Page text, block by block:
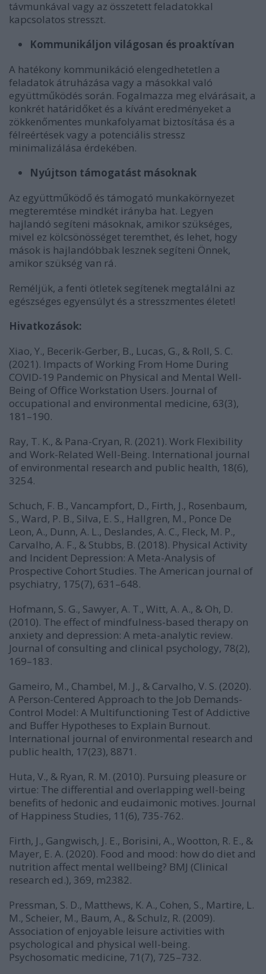
távmunkával vagy az összetett feladatokkal
kapcsolatos stresszt.
Kommunikáljon világosan és proaktívan
A hatékony kommunikáció elengedhetetlen a
feladatok átruházása vagy a másokkal való
együttműködés során. Fogalmazza meg elvárásait, a
konkrét határidőket és a kívánt eredményeket a
zökkenőmentes munkafolyamat biztosítása és a
félreértések vagy a potenciális stressz
minimalizálása érdekében.
Nyújtson támogatást másoknak
Az együttműködő és támogató munkakörnyezet
megteremtése mindkét irányba hat. Legyen
hajlandó segíteni másoknak, amikor szükséges,
mivel ez kölcsönösséget teremthet, és lehet, hogy
mások is hajlandóbbak lesznek segíteni Önnek,
amikor szükség van rá.
Reméljük, a fenti ötletek segítenek megtalálni az
egészséges egyensúlyt és a stresszmentes életet!
Hivatkozások:
Xiao, Y., Becerik-Gerber, B., Lucas, G., & Roll, S. C.
(2021). Impacts of Working From Home During
COVID-19 Pandemic on Physical and Mental Well-
Being of Office Workstation Users. Journal of
occupational and environmental medicine, 63(3),
181–190.
Ray, T. K., & Pana-Cryan, R. (2021). Work Flexibility
and Work-Related Well-Being. International journal
of environmental research and public health, 18(6),
3254.
Schuch, F. B., Vancampfort, D., Firth, J., Rosenbaum,
S., Ward, P. B., Silva, E. S., Hallgren, M., Ponce De
Leon, A., Dunn, A. L., Deslandes, A. C., Fleck, M. P.,
Carvalho, A. F., & Stubbs, B. (2018). Physical Activity
and Incident Depression: A Meta-Analysis of
Prospective Cohort Studies. The American journal of
psychiatry, 175(7), 631–648.
Hofmann, S. G., Sawyer, A. T., Witt, A. A., & Oh, D.
(2010). The effect of mindfulness-based therapy on
anxiety and depression: A meta-analytic review.
Journal of consulting and clinical psychology, 78(2),
169–183.
Gameiro, M., Chambel, M. J., & Carvalho, V. S. (2020).
A Person-Centered Approach to the Job Demands-
Control Model: A Multifunctioning Test of Addictive
and Buffer Hypotheses to Explain Burnout.
International journal of environmental research and
public health, 17(23), 8871.
Huta, V., & Ryan, R. M. (2010). Pursuing pleasure or
virtue: The differential and overlapping well-being
benefits of hedonic and eudaimonic motives. Journal
of Happiness Studies, 11(6), 735-762.
Firth, J., Gangwisch, J. E., Borisini, A., Wootton, R. E., &
Mayer, E. A. (2020). Food and mood: how do diet and
nutrition affect mental wellbeing? BMJ (Clinical
research ed.), 369, m2382.
Pressman, S. D., Matthews, K. A., Cohen, S., Martire, L.
M., Scheier, M., Baum, A., & Schulz, R. (2009).
Association of enjoyable leisure activities with
psychological and physical well-being.
Psychosomatic medicine, 71(7), 725–732.